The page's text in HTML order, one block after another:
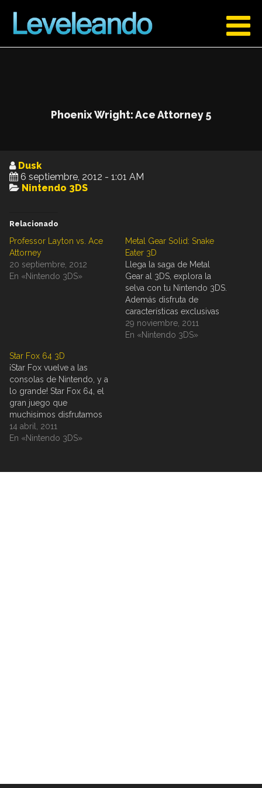
Phoenix Wright: Ace Attorney 5
Dusk
6 septiembre, 2012 - 1:01 AM
Nintendo 3DS
Relacionado
Professor Layton vs. Ace
Attorney
20 septiembre, 2012
En «Nintendo 3DS»
Metal Gear Solid: Snake
Eater 3D
Llega la saga de Metal
Gear al 3DS, explora la
selva con tu Nintendo 3DS.
Además disfruta de
características exclusivas
de este juego para
Nintendo 3DS como utilizar
29 noviembre, 2011
En «Nintendo 3DS»
Star Fox 64 3D
¡Star Fox vuelve a las
consolas de Nintendo, y a
lo grande! Star Fox 64, el
gran juego que
muchisimos disfrutamos
en la Nintendo 64, vuelve
en forma de remake para
14 abril, 2011
En «Nintendo 3DS»